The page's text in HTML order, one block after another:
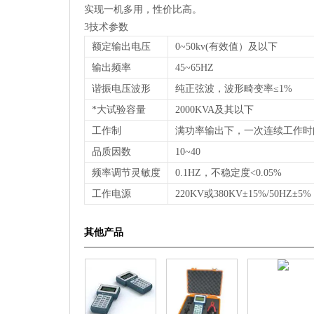
实现一机多用，性价比高。
3技术参数
额定输出电压
0~50kv(有效值）及以下
输出频率
45~65HZ
谐振电压波形
纯正弦波，波形畸变率≤1%
*大试验容量
2000KVA及其以下
工作制
满功率输出下，一次连续工作时
品质因数
10~40
频率调节灵敏度
0.1HZ，不稳定度<0.05%
工作电源
220KV或380KV±15%/50HZ±5%
其他产品